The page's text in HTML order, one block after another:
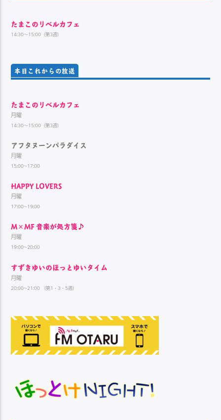
たまこのリベルカフェ
14:30～15:00（第3週）
本日これからの放送
たまこのリベルカフェ
月曜
14:30～15:00（第3週）
アフタヌーンパラダイス
月曜
15:00~17:00
HAPPY LOVERS
月曜
17:00~19:00
M×MF 音楽が処方箋♪
月曜
19:00~20:00
すずきゆいのほっとゆいタイム
月曜
20:00~21:00 （第1・3・5週）